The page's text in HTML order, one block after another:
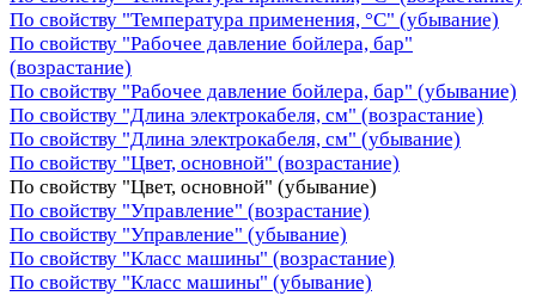
По свойству "Температура применения, °C" (убывание)
По свойству "Рабочее давление бойлера, бар"
(возрастание)
По свойству "Рабочее давление бойлера, бар" (убывание)
По свойству "Длина электрокабеля, см" (возрастание)
По свойству "Длина электрокабеля, см" (убывание)
По свойству "Цвет, основной" (возрастание)
По свойству "Цвет, основной" (убывание)
По свойству "Управление" (возрастание)
По свойству "Управление" (убывание)
По свойству "Класс машины" (возрастание)
По свойству "Класс машины" (убывание)